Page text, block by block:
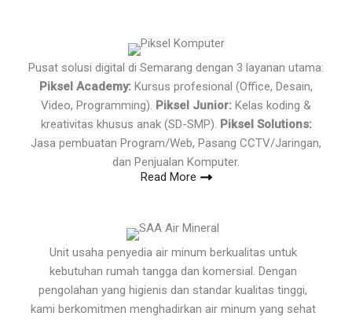
Pusat solusi digital di Semarang dengan 3 layanan utama:
Piksel Academy: Kursus profesional (Office, Desain,
Video, Programming). Piksel Junior: Kelas koding &
kreativitas khusus anak (SD-SMP). Piksel Solutions:
Jasa pembuatan Program/Web, Pasang CCTV/Jaringan,
dan Penjualan Komputer.
Read More
Unit usaha penyedia air minum berkualitas untuk
kebutuhan rumah tangga dan komersial. Dengan
pengolahan yang higienis dan standar kualitas tinggi,
kami berkomitmen menghadirkan air minum yang sehat